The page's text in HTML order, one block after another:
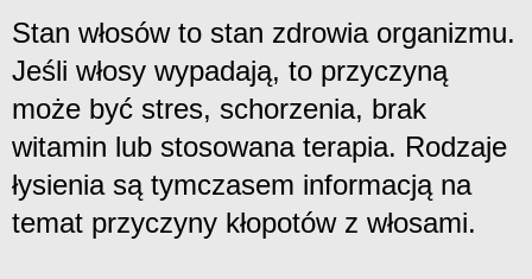
Stan włosów to stan zdrowia organizmu.
Jeśli włosy wypadają, to przyczyną
może być stres, schorzenia, brak
witamin lub stosowana terapia. Rodzaje
łysienia są tymczasem informacją na
temat przyczyny kłopotów z włosami.